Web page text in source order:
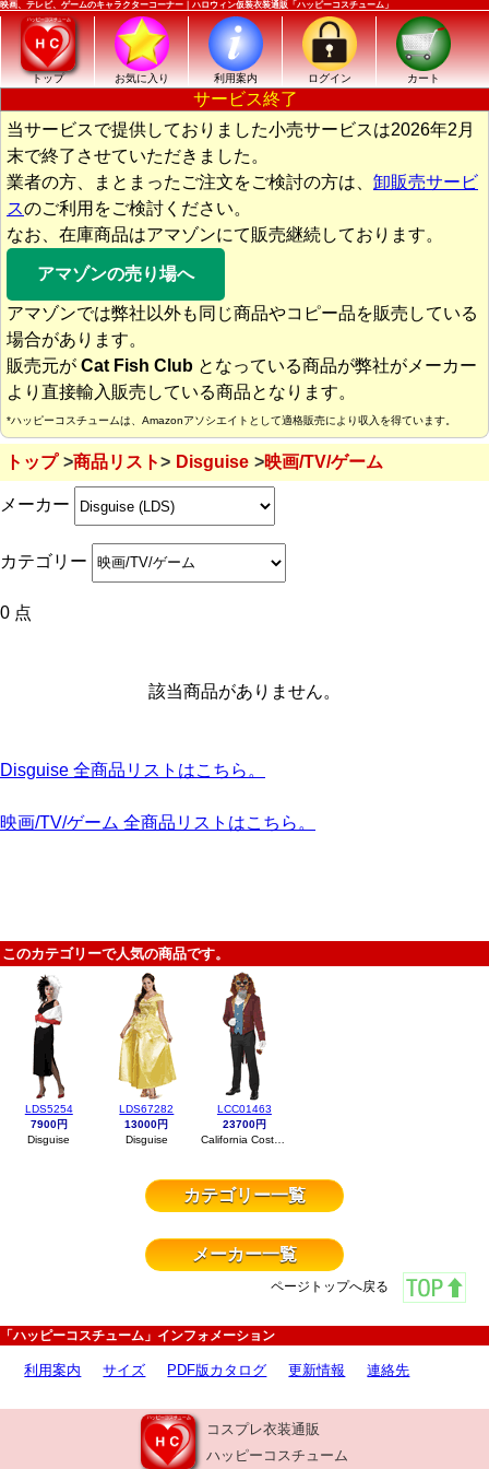
映画、テレビ、ゲームのキャラクターコーナー｜ハロウィン仮装衣装通販「ハッピーコスチューム」
トップ お気に入り 利用案内 ログイン カート
サービス終了
当サービスで提供しておりました小売サービスは2026年2月
末で終了させていただきました。
業者の方、まとまったご注文をご検討の方は、 卸販売サービ
スのご利用をご検討ください。
なお、在庫商品はアマゾンにて販売継続しております。
アマゾンの売り場へ
アマゾンでは弊社以外も同じ商品やコピー品を販売している
場合があります。
販売元が Cat Fish Club となっている商品が弊社がメーカー
より直接輸入販売している商品となります。
*ハッピーコスチュームは、Amazonアソシエイトとして適格販売により収入を得ています。
トップ 商品リスト Disguise 映画/TV/ゲーム
メーカー
カテゴリー
0 点
該当商品がありません。
Disguise 全商品リストはこちら。
映画/TV/ゲーム 全商品リストはこちら。
このカテゴリーで人気の商品です。
LDS5254
7900円
Disguise
LDS67282
13000円
Disguise
LCC01463
23700円
California Costumes
カテゴリー一覧
メーカー一覧
ページトップへ戻る
「ハッピーコスチューム」インフォメーション
利用案内 サイズ PDF版カタログ 更新情報 連絡先
コスプレ衣装通販
ハッピーコスチューム